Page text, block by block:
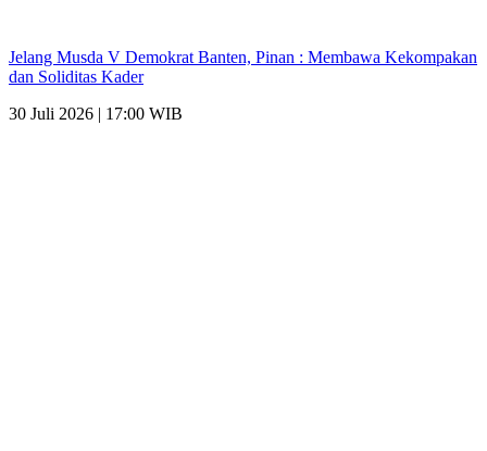
Jelang Musda V Demokrat Banten, Pinan : Membawa Kekompakan
dan Soliditas Kader
30 Juli 2026 | 17:00 WIB